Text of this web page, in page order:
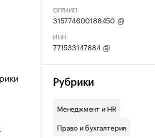
ОГРНИП
315774600188450
ИНН
771533147884
Рубрики
Менеджмент и HR
Право и бухгалтерия